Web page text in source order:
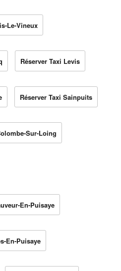
Le-Vineux
Réserver Taxi Levis
Réserver Taxi Sainpuits
Sur-Loing
En-Puisaye
En-Puisaye